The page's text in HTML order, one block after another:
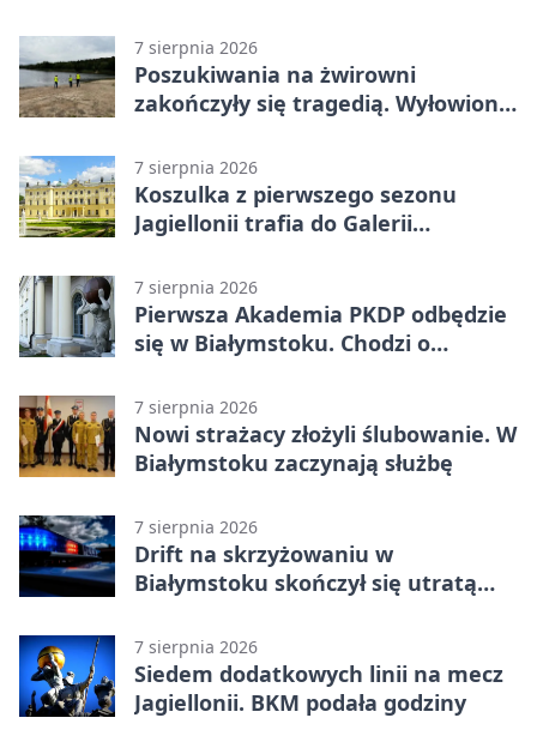
7 sierpnia 2026
Poszukiwania na żwirowni
zakończyły się tragedią. Wyłowiono
7 sierpnia 2026
Koszulka z pierwszego sezonu
Jagiellonii trafia do Galerii
7 sierpnia 2026
Pierwsza Akademia PKDP odbędzie
się w Białymstoku. Chodzi o
7 sierpnia 2026
Nowi strażacy złożyli ślubowanie. W
Białymstoku zaczynają służbę
7 sierpnia 2026
Drift na skrzyżowaniu w
Białymstoku skończył się utratą
7 sierpnia 2026
Siedem dodatkowych linii na mecz
Jagiellonii. BKM podała godziny